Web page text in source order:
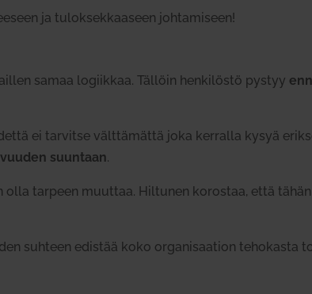
ja tulok­sek­kaaseen joh­ta­miseen!
samaa logiikkaa. Tällöin hen­ki­löstö pystyy
ei tar­vitse vält­tä­mättä joka ker­ralla kysyä
suuntaan.
tarpeen muuttaa. Hil­tunen korostaa, että
suhteen edistää koko orga­ni­saation teho­kasta